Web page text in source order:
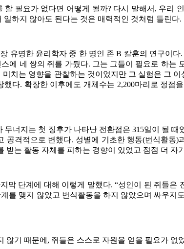
필요가 없다면 어떻게 될까? 다시 말해서, 우리
하지 않아도 된다는 것은 매력적인 것처럼 들린다.
유명한 윤리학자 중 한 명인 존 B 칼훈의 연구이
에 네 쌍의 쥐를 가뒀다. 그는 그들이 필요로 하
치는 영향을 관찰하는 것이었지만 그 실험은 그
다. 확장한 이후에도 개체수는 2,200마리로 정
너지는 첫 징후가 나타난 전환점은 315일이 될
공격적으로 변했다. 성별에 기초한 행동(번식활
는 활동 자체를 피하는 경향이 있었고 점점 더 자
막 단계에 대해 이렇게 말했다. “성인이 된 쥐들
를 맺지 않았고 번식활동을 하지 않았으며 싸우
기 때문에, 쥐들은 스스로 자원을 얻을 필요가